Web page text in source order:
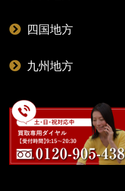
四国地方
九州地方